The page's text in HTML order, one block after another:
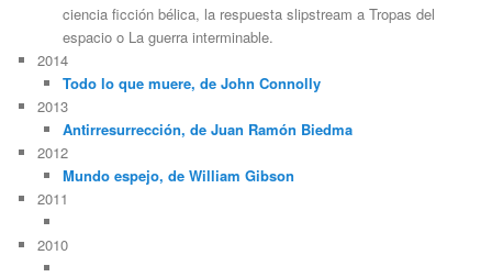
ciencia ficción bélica, la respuesta slipstream a Tropas del
espacio o La guerra interminable.
2014
Todo lo que muere, de John Connolly
2013
Antirresurrección, de Juan Ramón Biedma
2012
Mundo espejo, de William Gibson
2011
2010